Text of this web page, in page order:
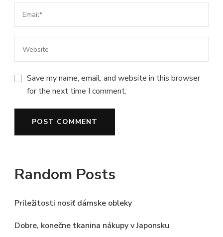
Save my name, email, and website in this browser
for the next time I comment.
Random Posts
Príležitosti nosiť dámske obleky
Dobre, konečne tkanina nákupy v Japonsku